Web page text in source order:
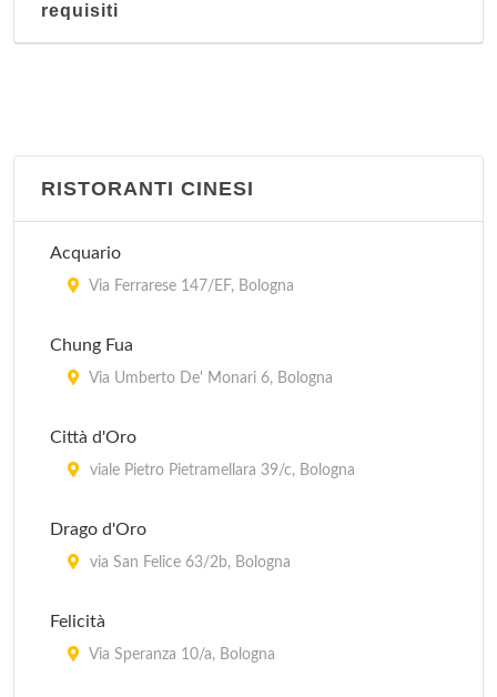
requisiti
RISTORANTI CINESI
Acquario
Via Ferrarese 147/EF, Bologna
Chung Fua
Via Umberto De' Monari 6, Bologna
Città d'Oro
viale Pietro Pietramellara 39/c, Bologna
Drago d'Oro
via San Felice 63/2b, Bologna
Felicità
Via Speranza 10/a, Bologna